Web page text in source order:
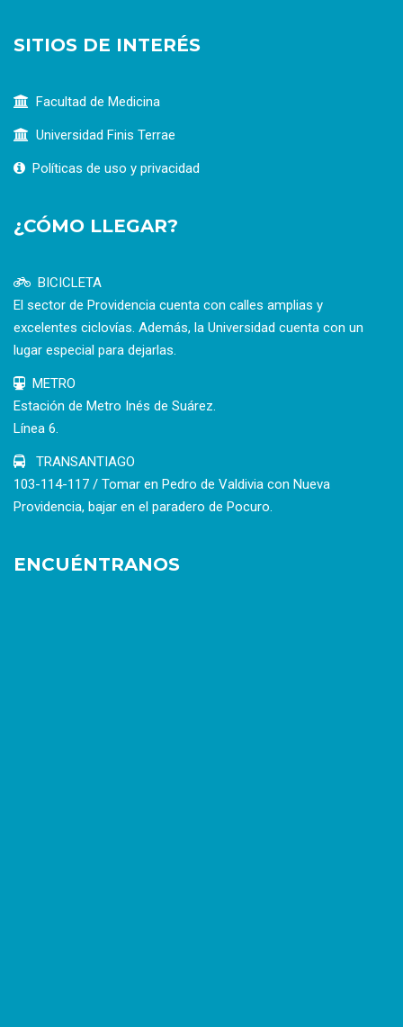
SITIOS DE INTERÉS
Facultad de Medicina
Universidad Finis Terrae
Políticas de uso y privacidad
¿CÓMO LLEGAR?
BICICLETA
El sector de Providencia cuenta con calles amplias y
excelentes ciclovías. Además, la Universidad cuenta con un
lugar especial para dejarlas.
METRO
Estación de Metro Inés de Suárez.
Línea 6.
TRANSANTIAGO
103-114-117 / Tomar en Pedro de Valdivia con Nueva
Providencia, bajar en el paradero de Pocuro.
ENCUÉNTRANOS